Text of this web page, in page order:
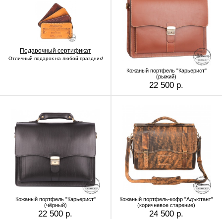
Подарочный сертификат
Отличный подарок на любой праздник!
Кожаный портфель "Карьерист"
(рыжий)
22 500 р.
Кожаный портфель "Карьерист"
(чёрный)
22 500 р.
Кожаный портфель-кофр "Адъютант"
(коричневое старение)
24 500 р.